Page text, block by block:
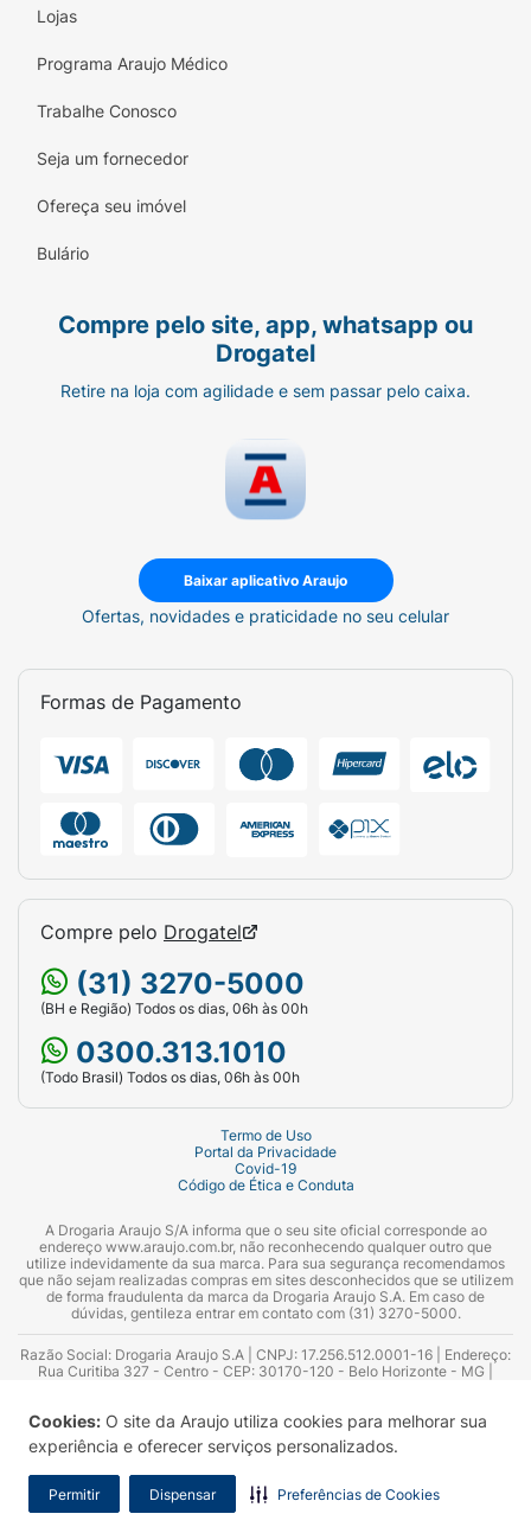
Cookies: O site da Araujo utiliza cookies para melhorar sua
experiência e oferecer serviços personalizados.
Permitir Dispensar Preferências de Cookies
Lojas
Programa Araujo Médico
Trabalhe Conosco
Seja um fornecedor
Ofereça seu imóvel
Bulário
Compre pelo site, app, whatsapp ou
Drogatel
Retire na loja com agilidade e sem passar pelo caixa.
Baixar aplicativo Araujo
Ofertas, novidades e praticidade no seu celular
Formas de Pagamento
Compre pelo Drogatel
(31) 3270-5000
(BH e Região) Todos os dias, 06h às 00h
0300.313.1010
(Todo Brasil) Todos os dias, 06h às 00h
Termo de Uso
Portal da Privacidade
Covid-19
Código de Ética e Conduta
A Drogaria Araujo S/A informa que o seu site oficial corresponde ao
endereço www.araujo.com.br, não reconhecendo qualquer outro que
utilize indevidamente da sua marca. Para sua segurança recomendamos
que não sejam realizadas compras em sites desconhecidos que se utilizem
de forma fraudulenta da marca da Drogaria Araujo S.A. Em caso de
dúvidas, gentileza entrar em contato com (31) 3270-5000.
Razão Social: Drogaria Araujo S.A | CNPJ: 17.256.512.0001-16 | Endereço:
Rua Curitiba 327 - Centro - CEP: 30170-120 - Belo Horizonte - MG |
Azevedo Guimarães – CRF 10.965 | Yasmin Silva Alvarenga – CRF 52.584 -
Consultor substituto: Thiago Aguiar Pinheiro - CRF Nº 13.748. Alvará
Sanitário: 2025020713 | Autorização de Funcionamento da Empresa (AFE):